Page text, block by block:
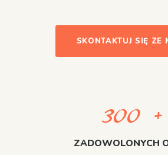
SKONTAKTUJ SIĘ ZE
ZADOWOLONYCH
300 +